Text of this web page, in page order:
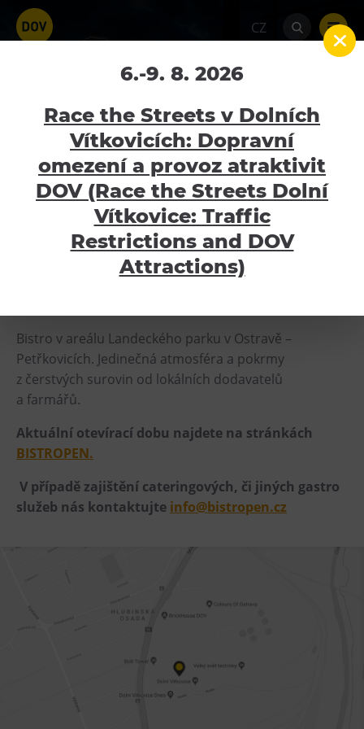
CZ
Bistropen
Home Bistropen
Atraktivity
Bolt Tower
Velký svět techniky
Malý svět techniky U6
Gong
Galerie Gong
Hornické muzeum
Heligonka
Lezecká stěna
Národní zemědělské muzeum
Fajna Dilna
FUTUREUM
Hornické muzeum
Pro více informací navštivte webové stránky
Bistropen.
PŘEJÍT NA WEB
Bistro v areálu Landeckého parku v Ostravě –
Petřkovicích. Jedinečná atmosféra a pokrmy
z čerstvých surovin od lokálních dodavatelů
a farmářů.
Aktuální otevírací dobu najdete na stránkách
BISTROPEN.
V případě zajištění cateringových, či jiných gastro
služeb nás kontaktujte info@bistropen.cz
6.-9. 8. 2026
Race the Streets v Dolních
Vítkovicích: Dopravní
omezení a provoz atraktivit
DOV (Race the Streets Dolní
Vítkovice: Traffic
Restrictions and DOV
Attractions)